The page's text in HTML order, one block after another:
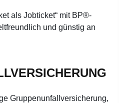
als Jobticket“ mit BP®-
und günstig an
Gruppenunfallversicherung,